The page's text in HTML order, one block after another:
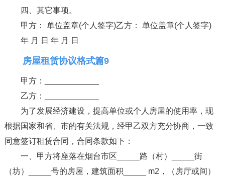
四、其它事项。
甲方： 单位盖章(个人签字)乙方： 单位盖章(个人签字)
年 月 日 年 月 日
房屋租赁协议格式篇9
甲方：____________
乙方：____________
为了发展经济建设，提高单位或个人房屋的使用率，现
根据国家和省、市的有关法规，经甲乙双方充分协商，一致
同意签订租赁合同，合同条款如下：
一、甲方将座落在烟台市区_____路（村）_____街
（坊）_____号的房屋，建筑面积_____ m2，（房厅或间）